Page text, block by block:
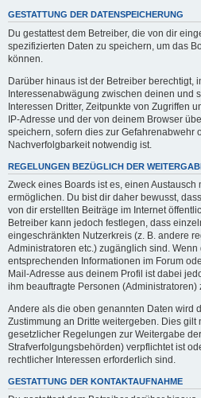
GESTATTUNG DER DATENSPEICHERUNG
Du gestattest dem Betreiber, die von dir
spezifizierten Daten zu speichern, um das
können.
Darüber hinaus ist der Betreiber berechtigt,
Interessenabwägung zwischen deinen und
Interessen Dritter, Zeitpunkte von Zugriffen
IP-Adresse und der von deinem Browser
speichern, sofern dies zur Gefahrenabwehr
Nachverfolgbarkeit notwendig ist.
REGELUNGEN BEZÜGLICH DER
Zweck eines Boards ist es, einen Austausch
ermöglichen. Du bist dir daher bewusst,
von dir erstellten Beiträge im Internet
Betreiber kann jedoch festlegen, dass
eingeschränkten Nutzerkreis (z. B. andere
Administratoren etc.) zugänglich sind.
entsprechenden Informationen im Forum
Mail-Adresse aus deinem Profil ist dabei
ihm beauftragte Personen (Administratoren)
Andere als die oben genannten Daten wird
Zustimmung an Dritte weitergeben. Dies gilt
gesetzlicher Regelungen zur Weitergabe
Strafverfolgungsbehörden) verpflichtet ist
rechtlicher Interessen erforderlich sind.
GESTATTUNG DER KONTAKTAUFNAHME